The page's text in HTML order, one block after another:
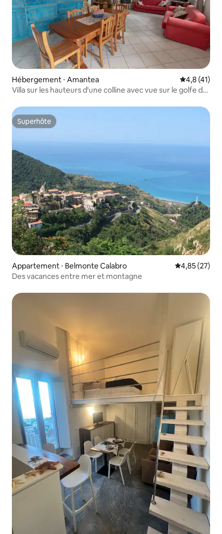
Hébergement ⋅ Amantea Évaluation
4,8 (41)
Villa sur les hauteurs d'une colline avec vue sur le golfe de
Superhôte
Superhôte
Appartement ⋅ Belmonte Calabro Évaluation
4,85 (27)
Des vacances entre mer et montagne